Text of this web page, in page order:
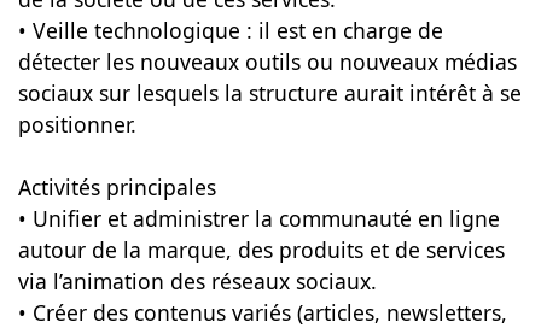
• Veille technologique : il est en charge de
détecter les nouveaux outils ou nouveaux médias
sociaux sur lesquels la structure aurait intérêt à se
positionner.
Activités principales
• Unifier et administrer la communauté en ligne
autour de la marque, des produits et de services
via l’animation des réseaux sociaux.
• Créer des contenus variés (articles, newsletters,